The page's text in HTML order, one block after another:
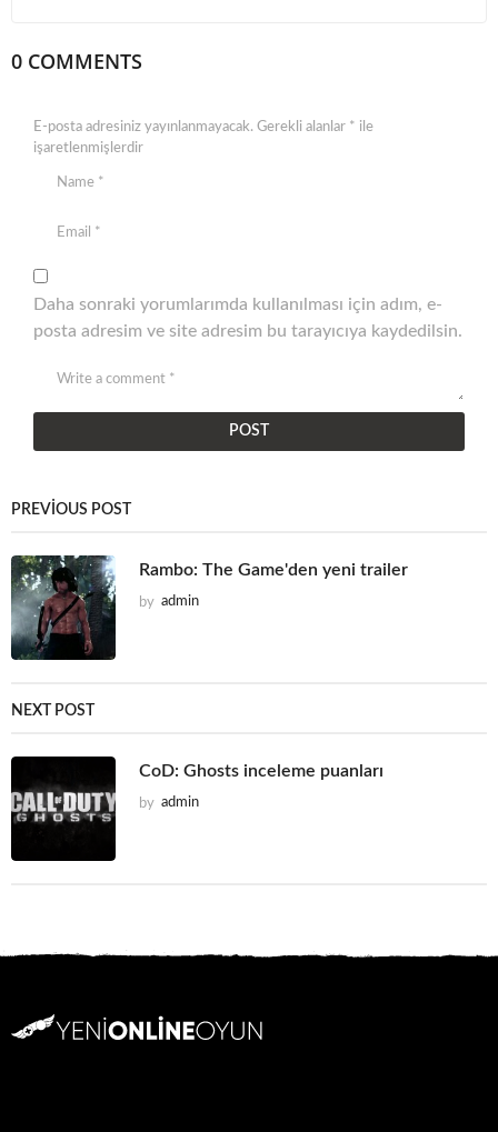
0 COMMENTS
E-posta adresiniz yayınlanmayacak. Gerekli alanlar * ile
işaretlenmişlerdir
Daha sonraki yorumlarımda kullanılması için adım, e-
posta adresim ve site adresim bu tarayıcıya kaydedilsin.
PREVIOUS POST
Rambo: The Game'den yeni trailer
by admin
NEXT POST
CoD: Ghosts inceleme puanları
by admin